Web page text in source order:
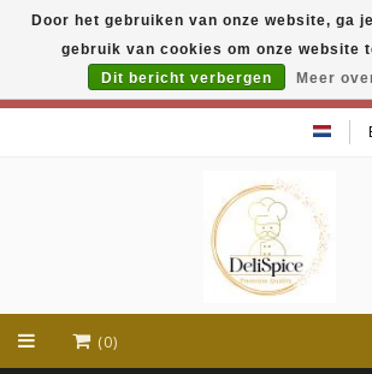
DeliSpice is your online Indian
exclusive brands like Daawat,
and many more !!!
(0)
Door het gebruiken van onze website, ga
gebruik van cookies om onze website
Dit bericht verbergen
Meer